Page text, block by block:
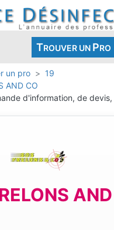
TROUVER UN PRO
un pro
19
AND CO
d'information, de
AND